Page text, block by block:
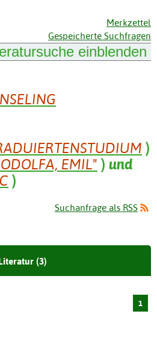
Merkzettel
Gespeicherte Suchfragen
einblenden
)
EMIL" ) und
)
Suchanfrage als RSS
(3)
1